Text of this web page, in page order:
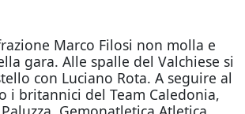
Marco Filosi non molla e
gara. Alle spalle del Valchiese si
con Luciano Rota. A seguire al
i britannici del Team Caledonia,